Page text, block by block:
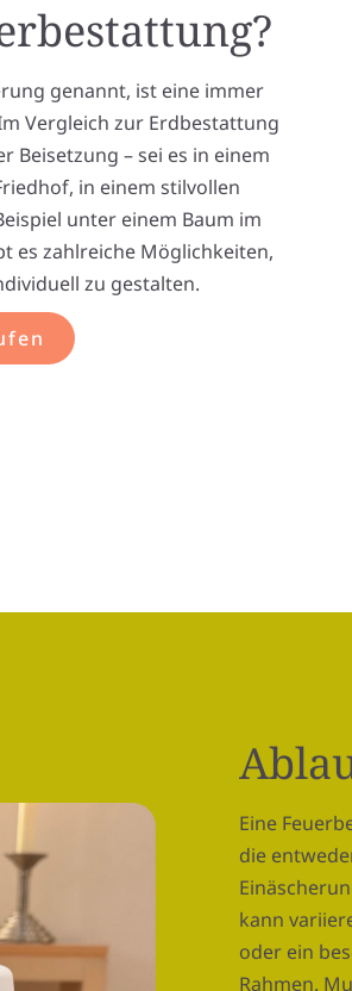
genannt, ist eine immer
Vergleich zur Erdbestattung
Beisetzung – sei es in einem
in einem stilvollen
unter einem Baum im
es zahlreiche Möglichkeiten,
zu gestalten.
Eine
die
kann
oder ein
Rahmen.